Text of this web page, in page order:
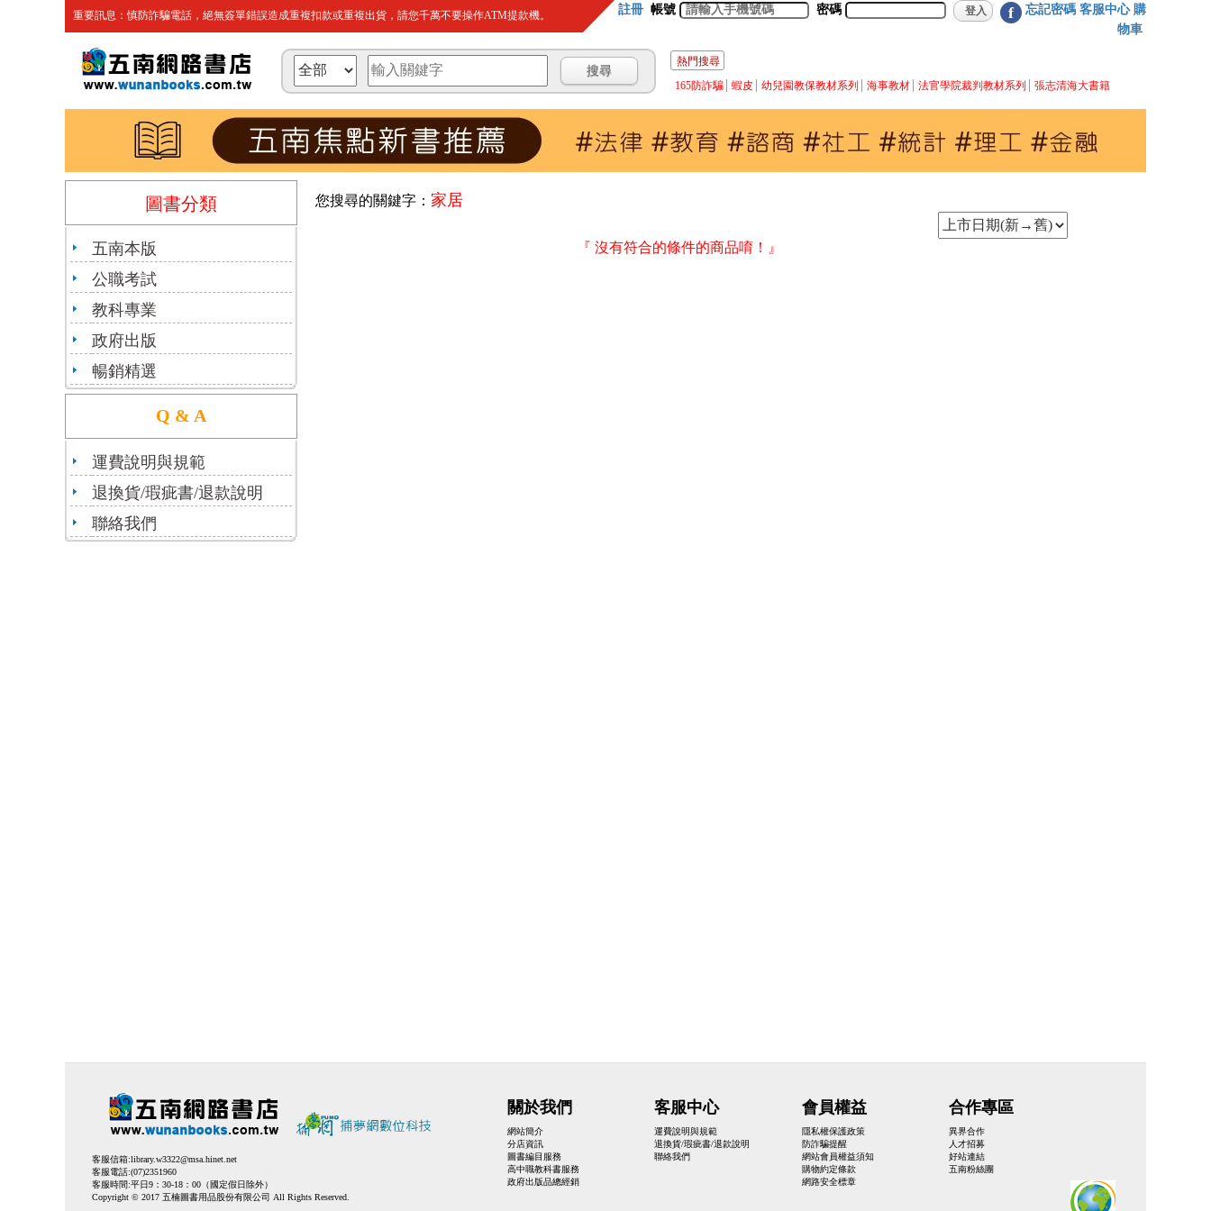
重要訊息：慎防詐騙電話，絕無簽單錯誤造成重複扣款或重複出貨，請您千萬不要操作ATM提款機。 註冊 帳號 密碼 f 忘記密碼 客服中心 購
物車
熱門搜尋
165防詐騙
蝦皮 幼兒園教保教材系列 海事教材 法官學院裁判教材系列 張志清海大書籍
圖書分類
五南本版
公職考試
教科專業
政府出版
暢銷精選
Q & A
運費說明與規範
退換貨/瑕疵書/退款說明
聯絡我們
您搜尋的關鍵字： 家居
『 沒有符合的條件的商品唷！』
客服信箱:library.w3322@msa.hinet.net
客服電話:(07)2351960
客服時間:平日9：30-18：00（國定假日除外）
Copyright © 2017 五楠圖書用品股份有限公司 All Rights Reserved.
關於我們
網站簡介
分店資訊
圖書編目服務
高中職教科書服務
政府出版品總經銷
客服中心
運費說明與規範
退換貨/瑕疵書/退款說明
聯絡我們
會員權益
隱私權保護政策
防詐騙提醒
網站會員權益須知
購物約定條款
網路安全標章
合作專區
異界合作
人才招募
好站連結
五南粉絲團